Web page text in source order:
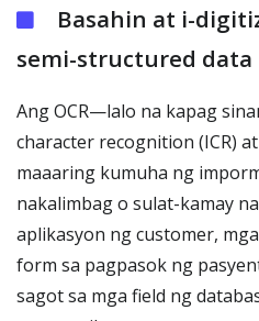
Basahin at i-
semi-structured data
Ang OCR—lalo na kapag
character recognition (ICR)
maaaring kumuha ng
nakalimbag o sulat-kamay
aplikasyon ng customer,
form sa pagpasok ng
sagot sa mga field ng